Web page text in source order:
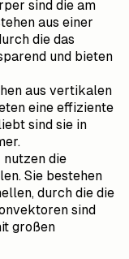
sind die am
aus einer
die das
und bieten
aus vertikalen
eine effiziente
sind sie in
die
Sie bestehen
durch die die
sind
großen